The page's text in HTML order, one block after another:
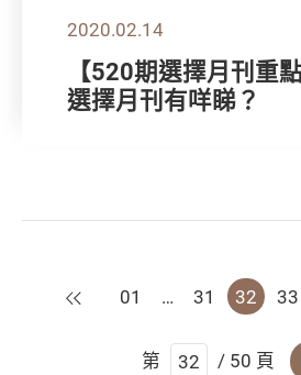
2020.02.14
【520期選擇月刊重
選擇月刊有咩睇？
上一頁
01 … 31 32 33
第 / 50 頁